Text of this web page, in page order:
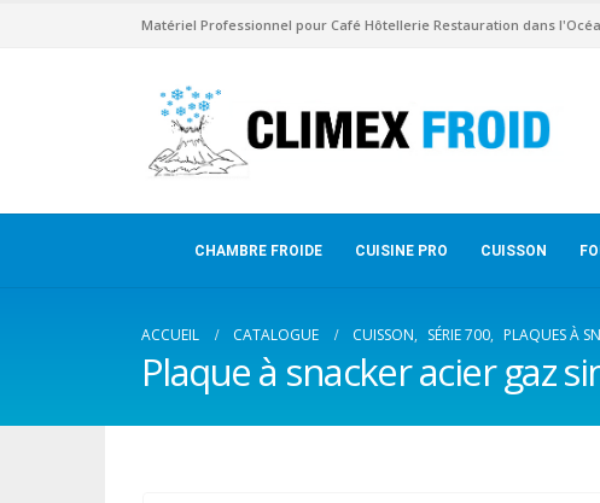
Matériel Professionnel pour Café Hôtellerie Restauration dans
CHAMBRE FROIDE CUISINE PRO CUISSON
ACCUEIL CATALOGUE CUISSON, SÉRIE 700, PLAQUES À
Plaque à snacker acier gaz